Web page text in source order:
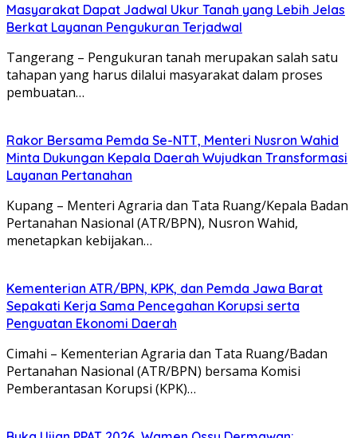
Masyarakat Dapat Jadwal Ukur Tanah yang Lebih Jelas
Berkat Layanan Pengukuran Terjadwal
Tangerang – Pengukuran tanah merupakan salah satu
tahapan yang harus dilalui masyarakat dalam proses
pembuatan…
Rakor Bersama Pemda Se-NTT, Menteri Nusron Wahid
Minta Dukungan Kepala Daerah Wujudkan Transformasi
Layanan Pertanahan
Kupang – Menteri Agraria dan Tata Ruang/Kepala Badan
Pertanahan Nasional (ATR/BPN), Nusron Wahid,
menetapkan kebijakan…
Kementerian ATR/BPN, KPK, dan Pemda Jawa Barat
Sepakati Kerja Sama Pencegahan Korupsi serta
Penguatan Ekonomi Daerah
Cimahi – Kementerian Agraria dan Tata Ruang/Badan
Pertanahan Nasional (ATR/BPN) bersama Komisi
Pemberantasan Korupsi (KPK)…